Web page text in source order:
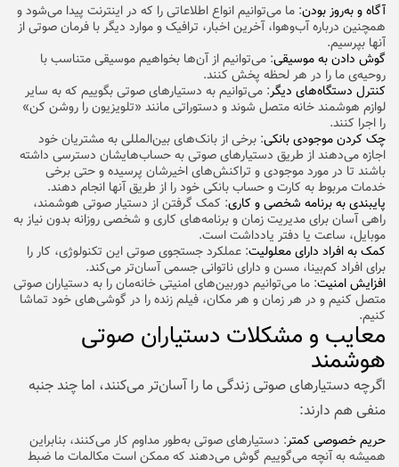
آگاه و به‌روز بودن: ما می‌توانیم انواع اطلاعاتی را که در اینترنت پیدا می‌شود و
همچنین درباره آب‌وهوا، آخرین اخبار، ترافیک و موارد دیگر با فرمان صوتی از
آنها بپرسیم.
گوش دادن به موسیقی: می‌توانیم از آن‌ها بخواهیم موسیقی متناسب با
روحیه‌ی ما را در هر لحظه پخش کنند.
کنترل دستگاه‌های دیگر: می‌توانیم به دستیارهای صوتی بگوییم که به سایر
لوازم هوشمند خانه متصل شوند و دستوراتی مانند «تلویزیون را روشن کن»
را اجرا کنند.
چک کردن موجودی بانکی: برخی از بانک‌های بین‌المللی به مشتریان خود
اجازه می‌دهند از طریق دستیارهای صوتی به حساب‌هایشان دسترسی داشته
باشند تا در مورد موجودی و تراکنش‌های اخیرشان پرسیده و حتی برخی
خدمات مربوط به کارت و حساب بانکی خود را از طریق آنها انجام دهند.
پایبندی به برنامه شخصی و کاری: کمک گرفتن از دستیار صوتی هوشمند،
راهی آسان برای مدیریت زمان و برنامه‌های کاری و شخصی روزانه بدون نیاز به
موبایل، ساعت یا دفتر یادداشت است.
کمک به افراد دارای معلولیت: عملکرد جستجوی صوتی این تکنولوژی، کار را
برای افراد کم‌بینا، مسن و دارای ناتوانی جسمی آسان‌تر می‌کند.
افزایش امنیت: ما می‌توانیم دوربین‌های امنیتی خانه‌مان را به دستیاران صوتی
متصل کنیم و در هر زمان و هر مکان، فیلم زنده را در گوشی‌های خود تماشا
کنیم.
معایب و مشکلات دستیاران صوتی
هوشمند
اگرچه دستیارهای صوتی زندگی ما را آسان‌تر می‌کنند، اما چند جنبه
منفی هم دارند:
حریم خصوصی کمتر: دستیارهای صوتی به‌طور مداوم کار می‌کنند، بنابراین
همیشه به آنچه می‌گوییم گوش می‌دهند که ممکن است مکالمات ما ضبط